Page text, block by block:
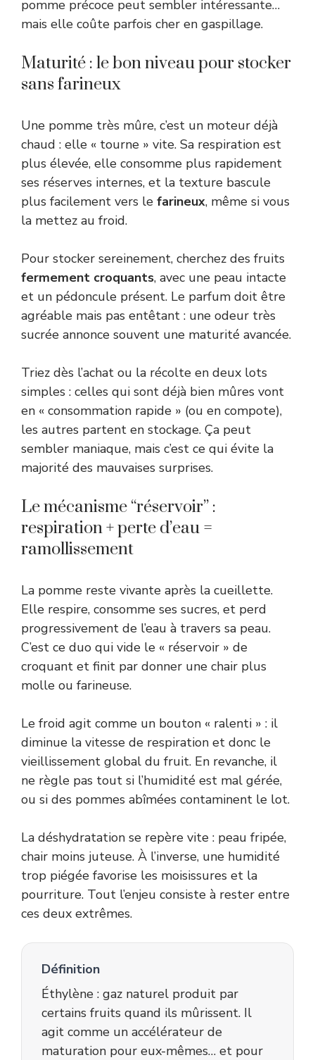
pomme précoce peut sembler intéressante…
mais elle coûte parfois cher en gaspillage.
Maturité : le bon niveau pour stocker
sans farineux
Une pomme très mûre, c’est un moteur déjà
chaud : elle « tourne » vite. Sa respiration est
plus élevée, elle consomme plus rapidement
ses réserves internes, et la texture bascule
plus facilement vers le farineux, même si vous
la mettez au froid.
Pour stocker sereinement, cherchez des fruits
fermement croquants, avec une peau intacte
et un pédoncule présent. Le parfum doit être
agréable mais pas entêtant : une odeur très
sucrée annonce souvent une maturité avancée.
Triez dès l’achat ou la récolte en deux lots
simples : celles qui sont déjà bien mûres vont
en « consommation rapide » (ou en compote),
les autres partent en stockage. Ça peut
sembler maniaque, mais c’est ce qui évite la
majorité des mauvaises surprises.
Le mécanisme “réservoir” :
respiration + perte d’eau =
ramollissement
La pomme reste vivante après la cueillette.
Elle respire, consomme ses sucres, et perd
progressivement de l’eau à travers sa peau.
C’est ce duo qui vide le « réservoir » de
croquant et finit par donner une chair plus
molle ou farineuse.
Le froid agit comme un bouton « ralenti » : il
diminue la vitesse de respiration et donc le
vieillissement global du fruit. En revanche, il
ne règle pas tout si l’humidité est mal gérée,
ou si des pommes abîmées contaminent le lot.
La déshydratation se repère vite : peau fripée,
chair moins juteuse. À l’inverse, une humidité
trop piégée favorise les moisissures et la
pourriture. Tout l’enjeu consiste à rester entre
ces deux extrêmes.
Définition
Éthylène : gaz naturel produit par
certains fruits quand ils mûrissent. Il
agit comme un accélérateur de
maturation pour eux-mêmes… et pour